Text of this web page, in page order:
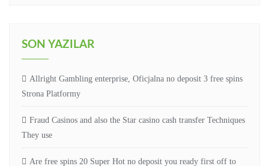
SON YAZILAR
Allright Gambling enterprise, Oficjalna no deposit 3 free spins
Strona Platformy
Fraud Casinos and also the Star casino cash transfer Techniques
They use
Are free spins 20 Super Hot no deposit you ready first off to